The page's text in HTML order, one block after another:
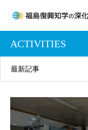
ACTIVITIES
最新記事